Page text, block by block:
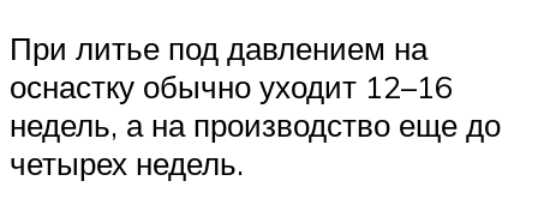
При литье под давлением на
оснастку обычно уходит 12–16
недель, а на производство еще до
четырех недель.